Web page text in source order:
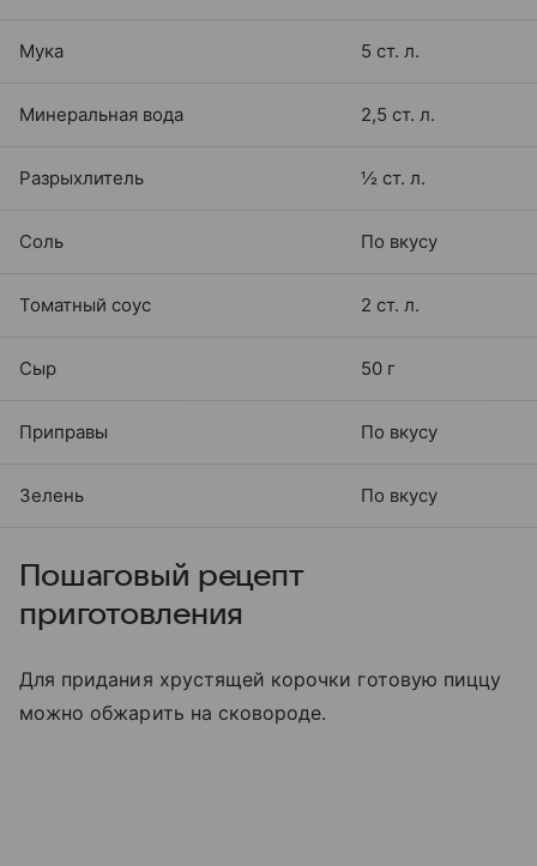
Мука 5 ст. л.
Минеральная вода 2,5 ст. л.
Разрыхлитель ½ ст. л.
Соль По вкусу
Томатный соус 2 ст. л.
Сыр 50 г
Приправы По вкусу
Зелень По вкусу
Пошаговый рецепт
приготовления
Для придания хрустящей корочки готовую пиццу
можно обжарить на сковороде.